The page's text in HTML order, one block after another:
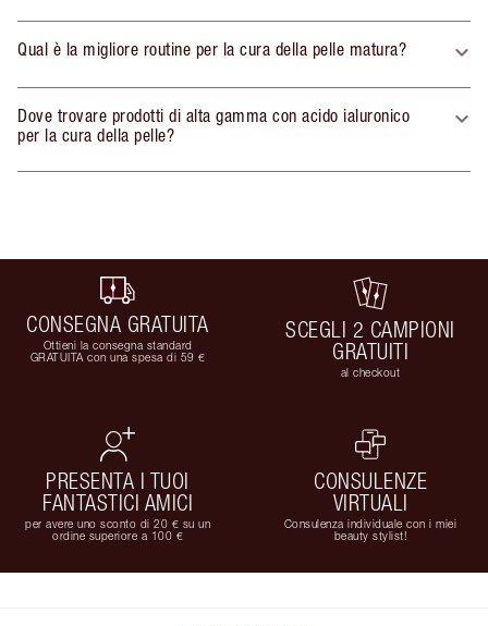
Qual è la migliore routine per la cura della pelle matura?
Dove trovare prodotti di alta gamma con acido ialuronico
per la cura della pelle?
CONSEGNA GRATUITA
Ottieni la consegna standard
GRATUITA con una spesa di 59 €
SCEGLI 2 CAMPIONI
GRATUITI
al checkout
PRESENTA I TUOI
FANTASTICI AMICI
per avere uno sconto di 20 € su un
ordine superiore a 100 €
CONSULENZE
VIRTUALI
Consulenza individuale con i miei
beauty stylist!